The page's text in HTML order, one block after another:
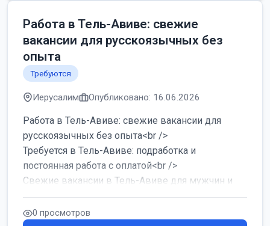
Работа в Тель-Авиве: свежие
вакансии для русскоязычных без
опыта
Требуются
Иерусалим Опубликовано: 16.06.2026
Работа в Тель-Авиве: свежие вакансии для
русскоязычных без опыта<br />
Требуется в Тель-Авиве: подработка и
постоянная работа с оплатой<br />
Свежие вакансии в Тель-Авиве для мужчин и
женщин от хозя...
0 просмотров